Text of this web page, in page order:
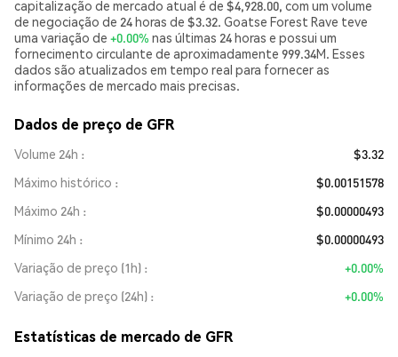
capitalização de mercado atual é de $4,928.00, com um volume
de negociação de 24 horas de $3.32. Goatse Forest Rave teve
uma variação de +0.00% nas últimas 24 horas e possui um
fornecimento circulante de aproximadamente 999.34M. Esses
dados são atualizados em tempo real para fornecer as
informações de mercado mais precisas.
Dados de preço de GFR
Volume 24h
$3.32
Máximo histórico
$0.00151578
Máximo 24h
$0.00000493
Mínimo 24h
$0.00000493
Variação de preço (1h)
+0.00%
Variação de preço (24h)
+0.00%
Estatísticas de mercado de GFR